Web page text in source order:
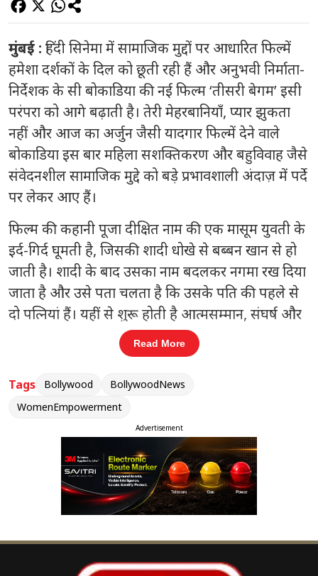
मुंबई : हिंदी सिनेमा में सामाजिक मुद्दों पर आधारित फिल्में
हमेशा दर्शकों के दिल को छूती रही हैं और अनुभवी निर्माता-
निर्देशक के सी बोकाडिया की नई फिल्म ‘तीसरी बेगम’ इसी
परंपरा को आगे बढ़ाती है। तेरी मेहरबानियाँ, प्यार झुकता
नहीं और आज का अर्जुन जैसी यादगार फिल्में देने वाले
बोकाडिया इस बार महिला सशक्तिकरण और बहुविवाह जैसे
संवेदनशील सामाजिक मुद्दे को बड़े प्रभावशाली अंदाज़ में पर्दे
पर लेकर आए हैं।
फिल्म की कहानी पूजा दीक्षित नाम की एक मासूम युवती के
इर्द-गिर्द घूमती है, जिसकी शादी धोखे से बब्बन खान से हो
जाती है। शादी के बाद उसका नाम बदलकर नगमा रख दिया
जाता है और उसे पता चलता है कि उसके पति की पहले से
दो पत्नियां हैं। यहीं से शुरू होती है आत्मसम्मान, संघर्ष और
अन्याय के खिलाफ लड़ाई। कहानी तब और दिलचस्प हो
जाती है जब तीनों महिलाएं मिलकर अपने अत्याचारी पति के
खिलाफ खड़ी होती हैं।
संबंधित खबरें
तीन महीने में दूसरी मुलाकात, प्रशांत
किशोर और सुनेत्रा पवार पर बढ़ीं अटकलें
तीसरी बेगम’ में दिखा महिला शक्ति का असरदार
Read More
Tags Bollywood
BollywoodNews
WomenEmpowerment
Advertisement